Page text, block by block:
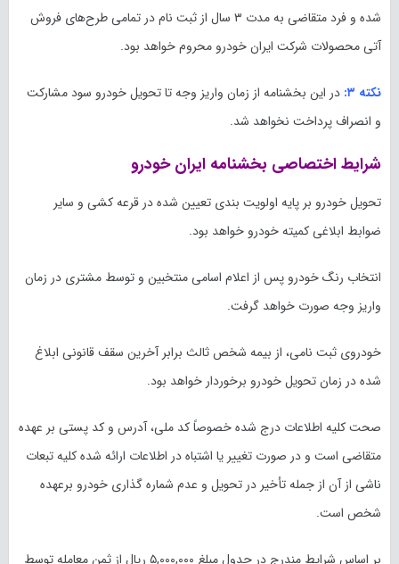
شده و فرد متقاضی به مدت ۳ سال از ثبت نام در تمامی طرح‌های فروش
آتی محصولات شرکت ایران خودرو محروم خواهد بود.
نکته ۳:
در این بخشنامه از زمان واریز وجه تا تحویل خودرو سود مشارکت
و انصراف پرداخت نخواهد شد.
شرایط اختصاصی بخشنامه ایران خودرو
تحویل خودرو بر پایه اولویت بندی تعیین شده در قرعه کشی و سایر
ضوابط ابلاغی کمیته خودرو خواهد بود.
انتخاب رنگ خودرو پس از اعلام اسامی منتخبین و توسط مشتری در زمان
واریز وجه صورت خواهد گرفت.
خودروی ثبت نامی، از بیمه شخص ثالث برابر آخرین سقف قانونی ابلاغ
شده در زمان تحویل خودرو برخوردار خواهد بود.
صحت کلیه اطلاعات درج شده خصوصاً کد ملی، آدرس و کد پستی بر عهده
متقاضی است و در صورت تغییر یا اشتباه در اطلاعات ارائه شده کلیه تبعات
ناشی از آن از جمله تأخیر در تحویل و عدم شماره گذاری خودرو برعهده
شخص است.
بر اساس شرایط مندرج در جدول مبلغ ۵,۰۰۰,۰۰۰ ریال از ثمن معامله توسط